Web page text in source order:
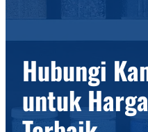
Hubungi
untuk